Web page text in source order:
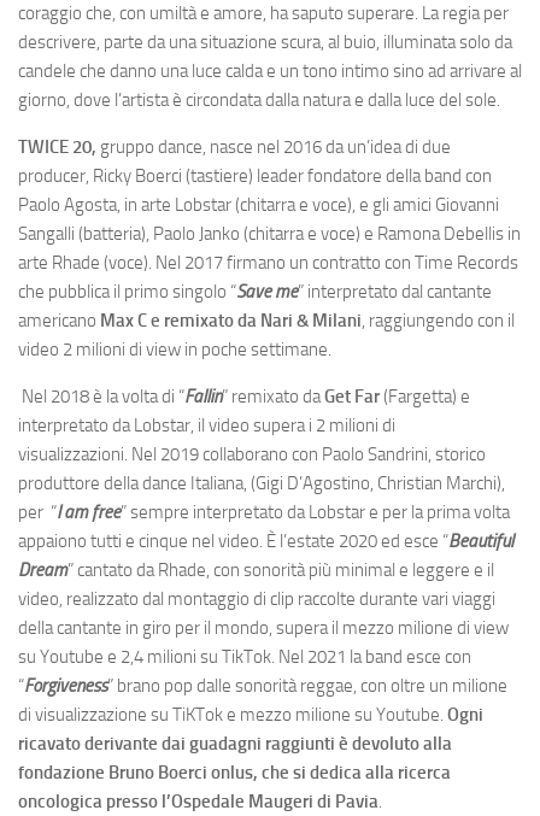
coraggio che, con umiltà e amore, ha saputo superare. La regia per
descrivere, parte da una situazione scura, al buio, illuminata solo da
candele che danno una luce calda e un tono intimo sino ad arrivare al
giorno, dove l’artista è circondata dalla natura e dalla luce del sole.
TWICE 20, gruppo dance, nasce nel 2016 da un’idea di due
producer, Ricky Boerci (tastiere) leader fondatore della band con
Paolo Agosta, in arte Lobstar (chitarra e voce), e gli amici Giovanni
Sangalli (batteria), Paolo Janko (chitarra e voce) e Ramona Debellis in
arte Rhade (voce). Nel 2017 firmano un contratto con Time Records
che pubblica il primo singolo “Save me” interpretato dal cantante
americano Max C e remixato da Nari & Milani, raggiungendo con il
video 2 milioni di view in poche settimane.
Nel 2018 è la volta di “Fallin” remixato daGet Far(Fargetta) e
interpretato da Lobstar, il video supera i 2 milioni di
visualizzazioni. Nel 2019 collaborano con Paolo Sandrini, storico
produttore della dance Italiana, (Gigi D’Agostino, Christian Marchi),
per “I am free” sempre interpretato da Lobstar e per la prima volta
appaiono tutti e cinque nel video. È l’estate 2020 ed esce “Beautiful
Dream” cantato da Rhade, con sonorità più minimal e leggere e il
video, realizzato dal montaggio di clip raccolte durante vari viaggi
della cantante in giro per il mondo, supera il mezzo milione di view
su Youtube e 2,4 milioni su TikTok. Nel 2021 la band esce con
“Forgiveness” brano pop dalle sonorità reggae, con oltre un milione
di visualizzazione su TiKTok e mezzo milione su Youtube. Ogni
ricavato derivante dai guadagni raggiunti è devoluto alla
fondazione Bruno Boerci onlus, che si dedica alla ricerca
oncologica presso l’Ospedale Maugeri di Pavia.